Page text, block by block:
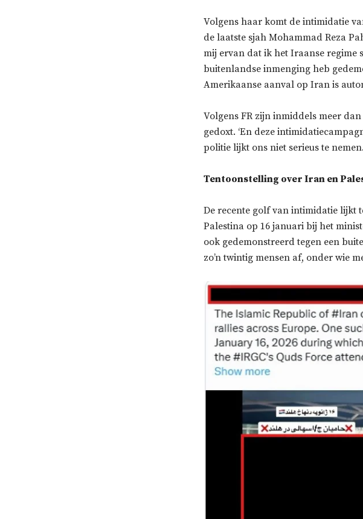
Volgens haar komt de intimidatie
de laatste sjah Mohammad Reza
mij ervan dat ik het Iraanse regime
buitenlandse inmenging heb
Amerikaanse aanval op Iran is
Volgens FR zijn inmiddels meer
gedoxt. ‘En deze
politie lijkt ons niet serieus te
Tentoonstelling over Iran en
De recente golf van intimidatie lijkt
Palestina op 16 januari bij het
ook gedemonstreerd tegen een
zo’n twintig mensen af, onder wie